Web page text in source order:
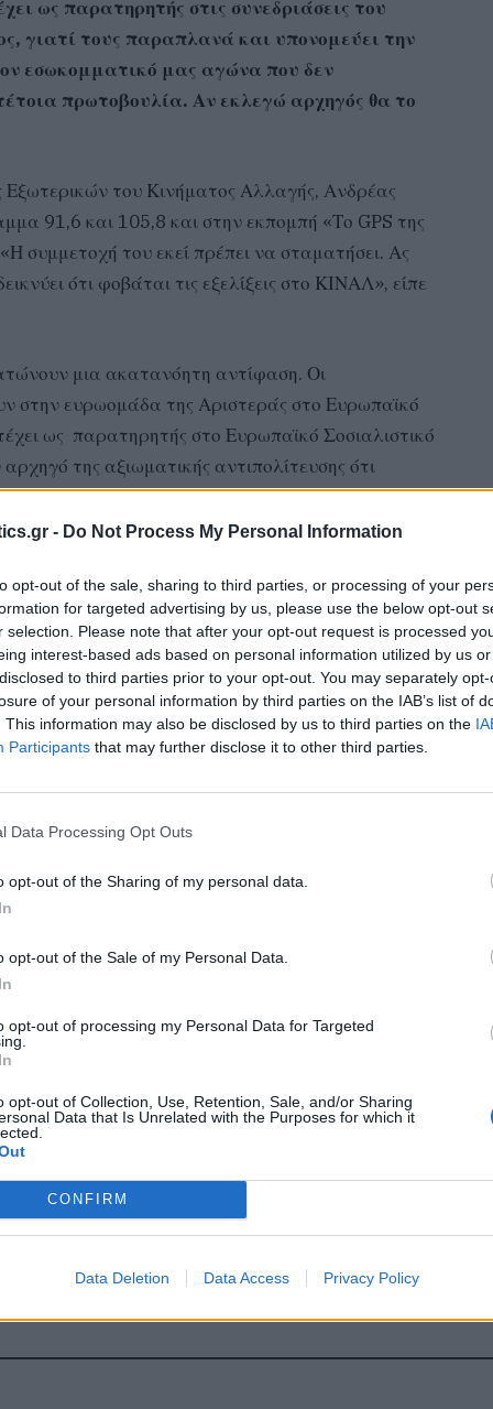
- Do Not Process My Personal Information
opt-out of the sale, sharing to third parties, or processing of your
for targeted advertising by us, please use the below opt-out
selection. Please note that after your opt-out request is processed
interest-based ads based on personal information utilized by us
to third parties prior to your opt-out. You may separately
of your personal information by third parties on the IAB’s list of
This information may also be disclosed by us to third parties on the
Participants that may further disclose it to other third parties.
Data Processing Opt Outs
opt-out of the Sharing of my personal data.
opt-out of the Sale of my Personal Data.
opt-out of processing my Personal Data for Targeted
opt-out of Collection, Use, Retention, Sale, and/or Sharing
Data that Is Unrelated with the Purposes for which it
CONFIRM
Data Deletion Data Access Privacy Policy
ως παρατηρητής στις συνεδριάσεις του
γιατί τους παραπλανά και υπονομεύει την
εσωκομματικό μας αγώνα που δεν
πρωτοβουλία. Αν εκλεγώ αρχηγός θα το
Εξωτερικών του Κινήματος Αλλαγής, Ανδρέας
91,6 και 105,8 και στην εκπομπή «Το GPS της
συμμετοχή του εκεί πρέπει να σταματήσει. Ας
ότι φοβάται τις εξελίξεις στο ΚΙΝΑΛ», είπε
μια ακατανόητη αντίφαση. Οι
στην ευρωομάδα της Αριστεράς στο Ευρωπαϊκό
ως παρατηρητής στο Ευρωπαϊκό Σοσιαλιστικό
της αξιωματικής αντιπολίτευσης ότι
έλεγε στους Ευρωπαίους Σοσιαλιστές ότι
αναλογική θα μπορούσε να συγκυβερνήσει με
ότι για να προκύψει μια κυβέρνηση χωρίς τη
στο ίδιο σχήμα «ο κ. Βελόπουλος, το ΚΚΕ και
του ΣΥΡΙΖΑ έχει αναφερθεί στον ίδιο
Σοσιαλιστές ότι «υπάρχει ένας υποψήφιος ο
ενώ εγώ μιλάω για επιστροφή στο ΠΑΣΟΚ». «Η
Λανσάρεται ως επόμενος
τάχθηκε υπέρ της αυτόνομης πορείας, «η
ως ΠΑΣΟΚ, στην κυβέρνηση της χώρας και όχι
8% στο 9%. «Εγώ λέω υπερδιπλασιασμό των
αναλογική και στις επόμενες εκλογές μετά από
Εμείς θα είμαστε η εναλλακτική στη ΝΔ, στον
λέγοντας ότι δεν έχει καμία βεντέτα με τον κ.
ξέρω αν έχει αυτός», τόνισε.
συγγνώμη από τον Σταύρο
βούλευμα από το Συμβούλιο
τον έκανε θέμα των εκλογών του
τον Αντώνη Σαμαρά. «Η υπόθεση Παπασταύρου
η υπόθεση Novartis», πρόσθεσε.